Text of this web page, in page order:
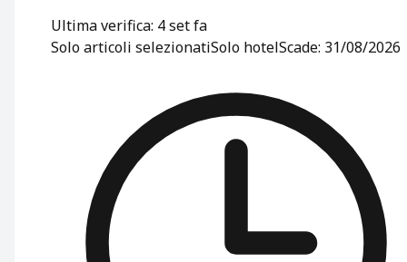
Ultima verifica: 4 set fa
Solo articoli selezionatiSolo hotelScade: 31/08/2026